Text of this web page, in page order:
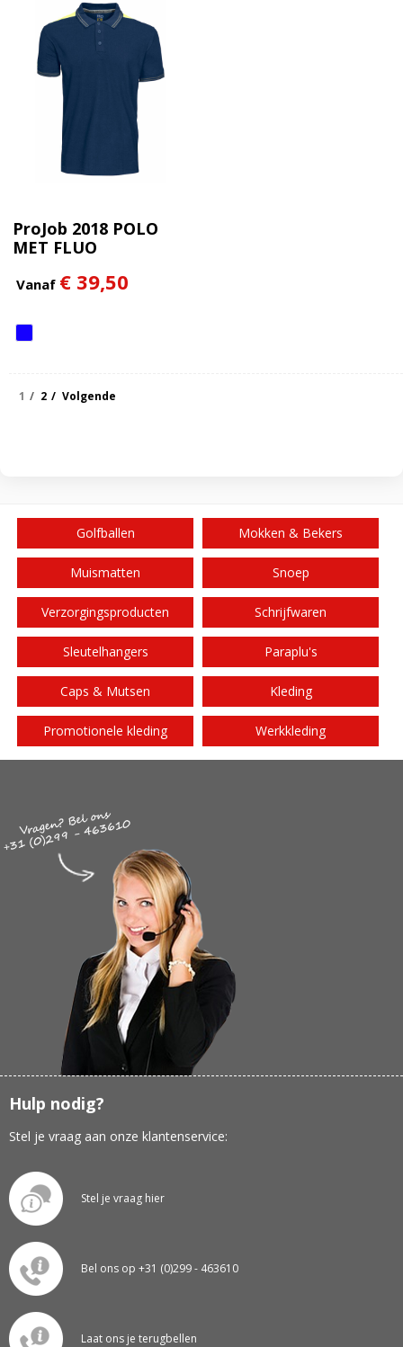
ProJob 2018 POLO
MET FLUO
Vanaf € 39,50
1 2 Volgende
Golfballen Mokken & Bekers
Muismatten Snoep
Verzorgingsproducten Schrijfwaren
Sleutelhangers Paraplu's
Caps & Mutsen Kleding
Promotionele kleding Werkkleding
Hulp nodig?
Stel je vraag aan onze klantenservice:
Stel je vraag hier
Bel ons op +31 (0)299 - 463610
Laat ons je terugbellen